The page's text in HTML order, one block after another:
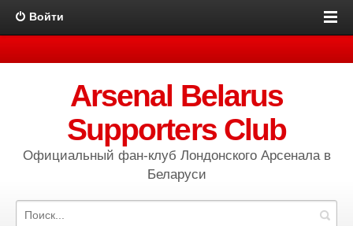
Войти
Arsenal Belarus
Supporters Club
Официальный фан-клуб Лондонского Арсенала в
Беларуси